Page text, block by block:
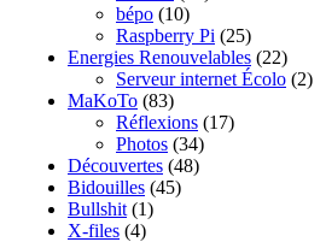
bépo (10)
Raspberry Pi (25)
Energies Renouvelables (22)
Serveur internet Écolo (2)
MaKoTo (83)
Réflexions (17)
Photos (34)
Découvertes (48)
Bidouilles (45)
Bullshit (1)
X-files (4)